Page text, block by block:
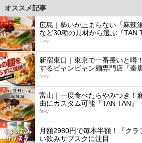
オススメ記事
1
広島｜勢いが止まらない「麻辣
など30種の具材から選ぶ『TAN
favy
2
新宿東口｜東京で一番長いと噂
するビャンビャン麺専門店『秦唐
favy
3
富山｜一度食べたらやみつき！
由にカスタム可能『TAN TAN』
favy
4
月額2980円で毎本半額！『クラ
い飲みサブスクに注目